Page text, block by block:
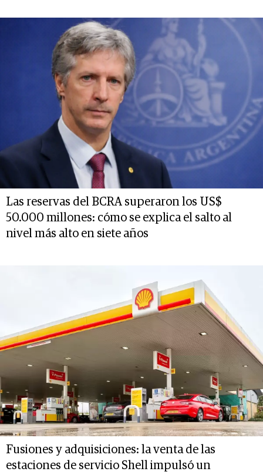
Las reservas del BCRA superaron los US$
50.000 millones: cómo se explica el salto al
nivel más alto en siete años
Fusiones y adquisiciones: la venta de las
estaciones de servicio Shell impulsó un